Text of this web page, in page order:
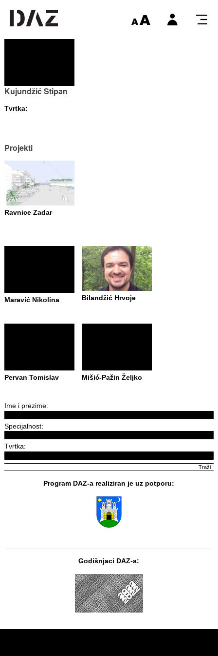
Kujundžić Stipan
Tvrtka:
Projekti
Ravnice Zadar
Maravić Nikolina Bilandžić Hrvoje
Pervan Tomislav Mišić-Pažin Željko
Ime i prezime:
Specijalnost:
Tvrtka:
Program DAZ-a realiziran je uz potporu:
Godišnjaci DAZ-a: